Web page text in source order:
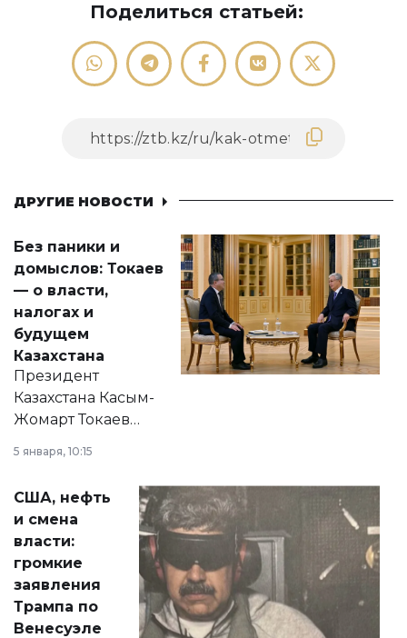
Поделиться статьей:
ДРУГИЕ НОВОСТИ
Без паники и
домыслов: Токаев
— о власти,
налогах и
будущем
Казахстана
Президент
Казахстана Касым-
Жомарт Токаев
сразу несколько
актуальных тем —
от слухов о
политических
реформах до
вопросов армии,
экономики и
личного здоровья.
5 января, 10:15
США, нефть
и смена
власти:
громкие
заявления
Трампа по
Венесуэле